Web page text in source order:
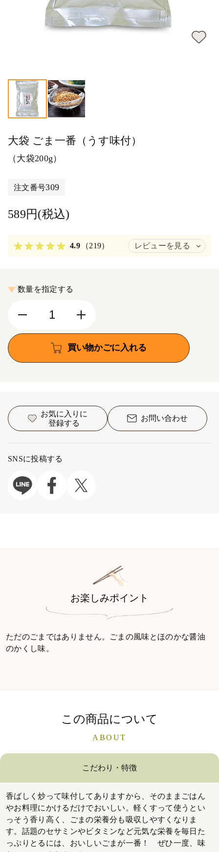
大袋 ごま一番（うす味付）
（大袋200g）
注文番号309
589円(税込)
4.9 （219） レビューを見る
数量を指定する
買い物かごに入れる
お気に入りに
登録する
お問い合わせ
SNSに投稿する
お楽しみポイント
ただのごまではありません。ごまの風味とほのかな醤油
のかくし味。
この商品について
ABOUT
こだわり・特徴
香ばしく炒って味付してありますから、そのままごはん
やお料理にかけるだけでおいしい。軽くすって使うとい
っそう香り高く、ごまの栄養分も吸収しやすくなりま
す。話題のセサミンやビタミンなど元気な栄養を毎日た
っぷりとるには、おいしいごまが一番！ ぜひ一度、味